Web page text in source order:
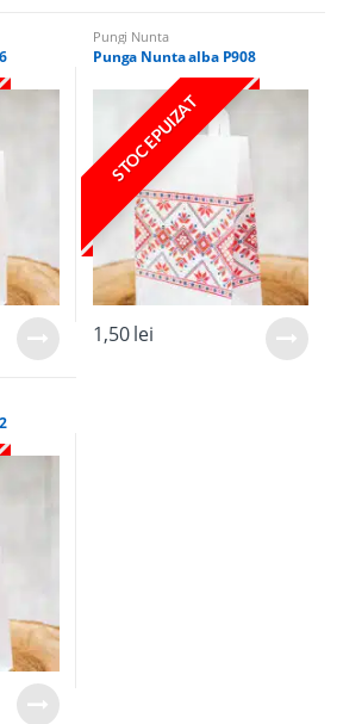
Pungi Nunta
Punga Nunta alba P908
STOC EPUIZAT
1,50lei